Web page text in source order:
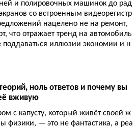
и полировочных машинок до рад
со встроенным видеорегистр
нацелено не на ремонт,
что отражает тренд на автомобиль
поддаваться иллюзии экономии и н
ноль ответов и почему вы
вживую
с капусту, который живёт своей ж
физики, — это не фантастика, а реа